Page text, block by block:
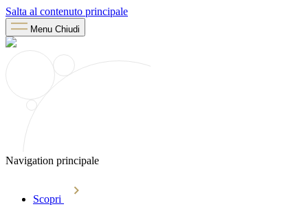
Salta al contenuto principale
Menu Chiudi
Navigation principale
Scopri